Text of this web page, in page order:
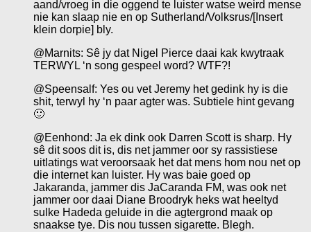
aand/vroeg in die oggend te luister watse weird mense
nie kan slaap nie en op Sutherland/Volksrus/[Insert
klein dorpie] bly.
@Marnits: Sê jy dat Nigel Pierce daai kak kwytraak
TERWYL ‘n song gespeel word? WTF?!
@Speensalf: Yes ou vet Jeremy het gedink hy is die
shit, terwyl hy ‘n paar agter was. Subtiele hint gevang
🙂
@Eenhond: Ja ek dink ook Darren Scott is sharp. Hy
sê dit soos dit is, dis net jammer oor sy rassistiese
uitlatings wat veroorsaak het dat mens hom nou net op
die internet kan luister. Hy was baie goed op
Jakaranda, jammer dis JaCaranda FM, was ook net
jammer oor daai Diane Broodryk heks wat heeltyd
sulke Hadeda geluide in die agtergrond maak op
snaakse tye. Dis nou tussen sigarette. Blegh.